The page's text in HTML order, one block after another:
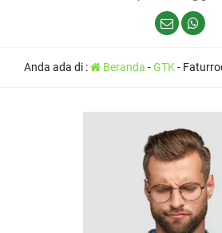
Anda ada di : Beranda -GTK-